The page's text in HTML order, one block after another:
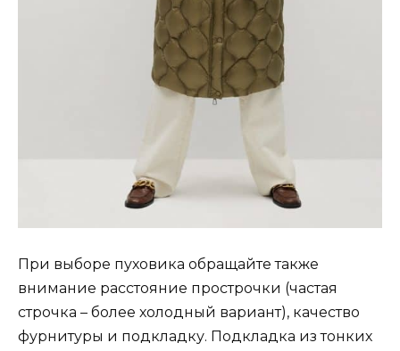
При выборе пуховика обращайте также
внимание расстояние прострочки (частая
строчка – более холодный вариант), качество
фурнитуры и подкладку. Подкладка из тонких